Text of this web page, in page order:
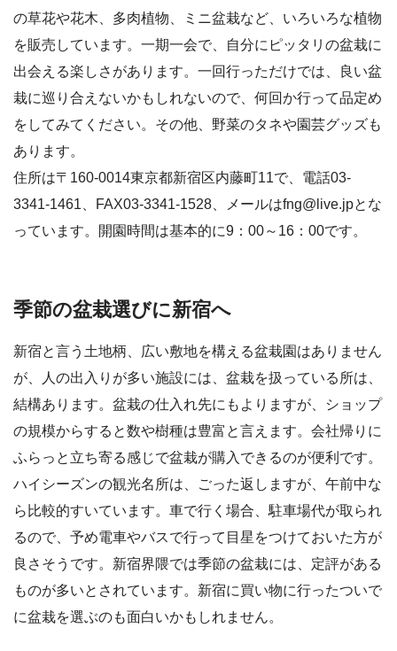
の草花や花木、多肉植物、ミニ盆栽など、いろいろな植物
を販売しています。一期一会で、自分にピッタリの盆栽に
出会える楽しさがあります。一回行っただけでは、良い盆
栽に巡り合えないかもしれないので、何回か行って品定め
をしてみてください。その他、野菜のタネや園芸グッズも
あります。
住所は〒160-0014東京都新宿区内藤町11で、電話03-
3341-1461、FAX03-3341-1528、メールはfng@live.jpとな
っています。開園時間は基本的に9：00～16：00です。
季節の盆栽選びに新宿へ
新宿と言う土地柄、広い敷地を構える盆栽園はありません
が、人の出入りが多い施設には、盆栽を扱っている所は、
結構あります。盆栽の仕入れ先にもよりますが、ショップ
の規模からすると数や樹種は豊富と言えます。会社帰りに
ふらっと立ち寄る感じで盆栽が購入できるのが便利です。
ハイシーズンの観光名所は、ごった返しますが、午前中な
ら比較的すいています。車で行く場合、駐車場代が取られ
るので、予め電車やバスで行って目星をつけておいた方が
良さそうです。新宿界隈では季節の盆栽には、定評がある
ものが多いとされています。新宿に買い物に行ったついで
に盆栽を選ぶのも面白いかもしれません。